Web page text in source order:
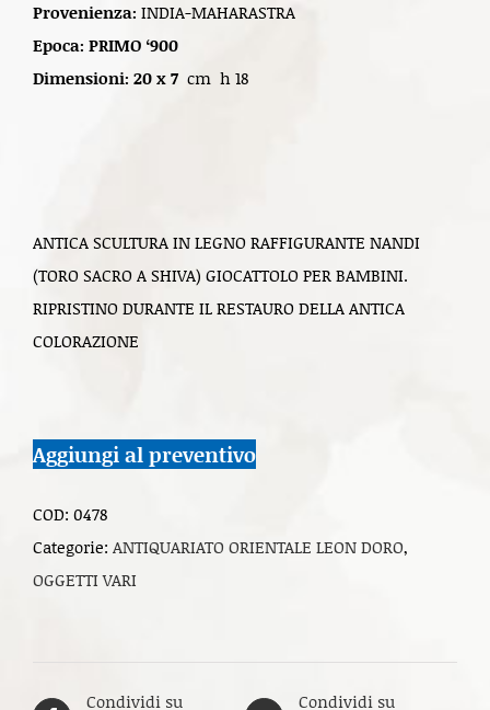
Provenienza: INDIA-MAHARASTRA
Epoca: PRIMO ‘900
Dimensioni: 20 x 7 cm h 18
ANTICA SCULTURA IN LEGNO RAFFIGURANTE NANDI
(TORO SACRO A SHIVA) GIOCATTOLO PER BAMBINI.
RIPRISTINO DURANTE IL RESTAURO DELLA ANTICA
COLORAZIONE
Aggiungi al preventivo
COD: 0478
Categorie: ANTIQUARIATO ORIENTALE LEON DORO,
OGGETTI VARI
Condividi su Condividi su